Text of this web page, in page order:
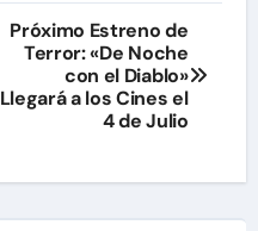
Próximo Estreno de
Terror: «De Noche
con el Diablo»
Llegará a los Cines el
4 de Julio